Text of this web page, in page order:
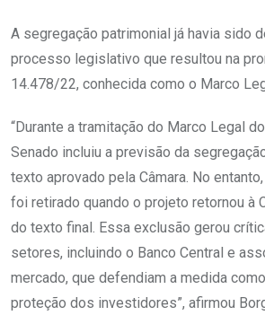
A segregação patrimonial já havia sido
processo legislativo que resultou na
14.478/22, conhecida como o Marco
“Durante a tramitação do Marco Legal
Senado incluiu a previsão da
texto aprovado pela Câmara. No
foi retirado quando o projeto retornou à
do texto final. Essa exclusão gerou
setores, incluindo o Banco Central e
mercado, que defendiam a medida
proteção dos investidores”, afirmou